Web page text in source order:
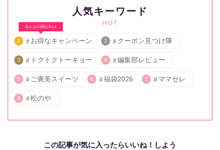
人気キーワード
HOT
みんなの関心No.1
1 お得なキャンペーン 2 クーポン見つけ隊
3 トクトクトーキョー 4 編集部レビュー
5 ご褒美スイーツ 6 福袋2026 7 ママセレ
8 松のや
この記事が気に入ったらいいね！しよう